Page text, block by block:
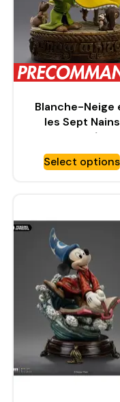
Blanche-Neige
les Sept Nains
statuette 1/10
Scale Snow
and Dopey –
Select options